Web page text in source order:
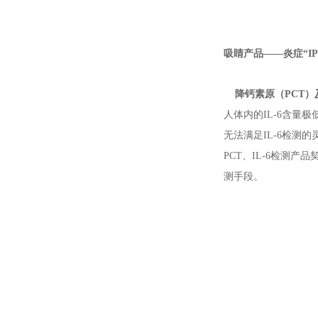
吸睛产品——炎症
降钙素原（PCT）
人体内的IL-6含量极
无法满足IL-6检测的
PCT、IL-6检测产品
测手段。